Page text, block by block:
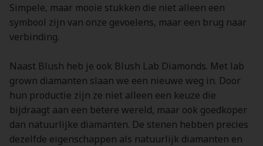
Simpele, maar mooie stukken die niet alleen een
symbool zijn van onze gevoelens, maar een brug naar
verbinding.
Naast Blush heb je ook Blush Lab Diamonds. Met lab
grown diamanten slaan we een nieuwe weg in. Door
hun productie zijn ze niet alleen een keuze die
bijdraagt aan een betere wereld, maar ook goedkoper
dan natuurlijke diamanten. De stenen hebben precies
dezelfde eigenschappen als natuurlijk diamanten en